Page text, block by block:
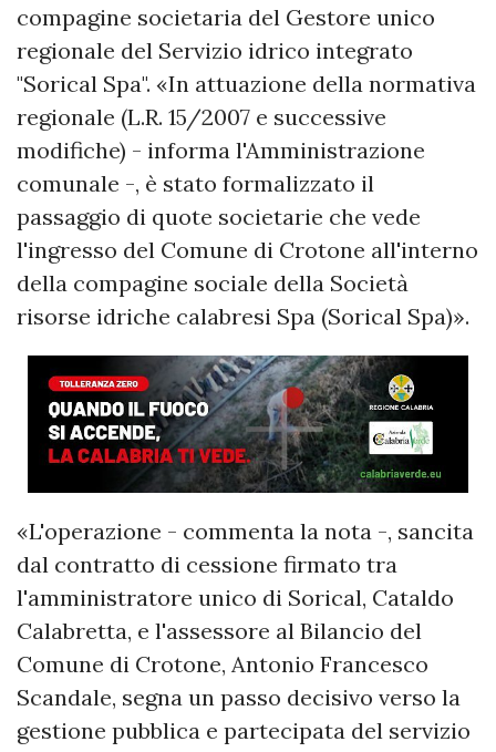
compagine societaria del Gestore unico
regionale del Servizio idrico integrato
"Sorical Spa". «In attuazione della normativa
regionale (L.R. 15/2007 e successive
modifiche) - informa l'Amministrazione
comunale -, è stato formalizzato il
passaggio di quote societarie che vede
l'ingresso del Comune di Crotone all'interno
della compagine sociale della Società
risorse idriche calabresi Spa (Sorical Spa)».
«L'operazione - commenta la nota -, sancita
dal contratto di cessione firmato tra
l'amministratore unico di Sorical, Cataldo
Calabretta, e l'assessore al Bilancio del
Comune di Crotone, Antonio Francesco
Scandale, segna un passo decisivo verso la
gestione pubblica e partecipata del servizio